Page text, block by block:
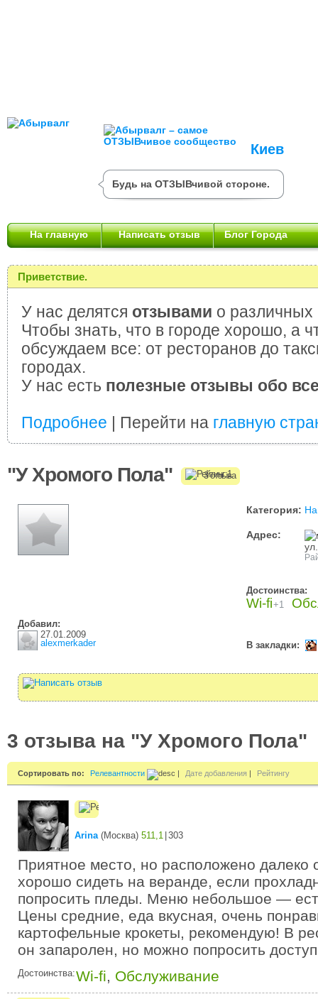
Киев
Будь на ОТЗЫВчивой стороне.
На главную Написать отзыв Блог Города
Приветствие.
У нас делятся отзывами о различных
Чтобы знать, что в городе хорошо, а
обсуждаем все: от ресторанов до
городах.
У нас есть полезные отзывы обо
Подробнее | Перейти на главную
"У Хромого Пола" 3 отзыва
Категория:
Адрес:
Достоинства:
Wi-fi+1
Добавил:
27.01.2009
alexmerkader
В закладки:
3 отзыва на "У Хромого Пола"
Сортировать по: Релевантности Дате добавления Рейтингу
Arina(Москва) 511,1 303
Приятное место, но расположено далеко
хорошо сидеть на веранде, если
попросить пледы. Меню небольшое —
Цены средние, еда вкусная, очень
картофельные крокеты, рекомендую! В
он запаролен, но можно попросить
Достоинства:Wi-fi, Обслуживание